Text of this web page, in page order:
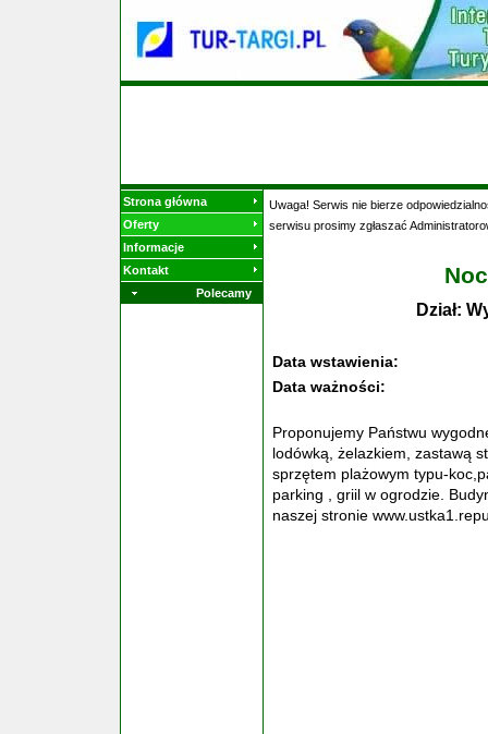
Strona główna
Oferty
Informacje
Kontakt
Polecamy
Uwaga! Serwis nie bierze
serwisu prosimy zgłaszać
Dział:
Data wstawienia:
Data ważności:
Proponujemy Państwu
lodówką, żelazkiem, zastawą
sprzętem plażowym typu-
parking , griil w ogrodzie.
naszej stronie